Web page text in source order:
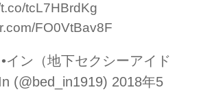
tcL7HBrdKg
FO0VtBav8F
ン（地下セクシーアイド
(@bed_in1919) 2018年5